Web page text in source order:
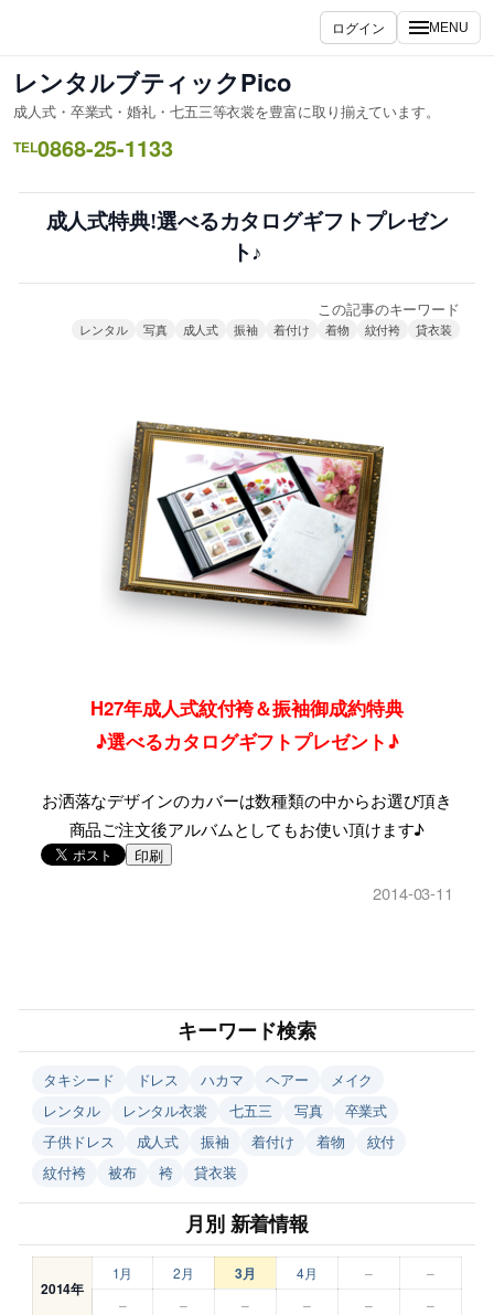
を
ス
キ
ッ
ログイン MENU
レンタルブティックPico
成人式・卒業式・婚礼・七五三等衣裳を豊富に取り揃えています。
TEL0868-25-1133
成人式特典!選べるカタログギフトプレゼン
ト♪
この記事のキーワード
レンタル 写真 成人式 振袖 着付け 着物 紋付袴 貸衣装
H27年成人式紋付袴＆振袖御成約特典
♪選べるカタログギフトプレゼント♪
お洒落なデザインのカバーは数種類の中からお選び頂き
商品ご注文後アルバムとしてもお使い頂けます♪
印刷
2014-03-11
キーワード検索
タキシード ドレス ハカマ ヘアー
メイク
レンタル
レンタル衣裳 七五三 写真
卒業式
子供ドレス
成人式 振袖 着付け 着物
紋付
紋付袴
被布 袴 貸衣装
月別 新着情報
2014年
1月 2月 3月 4月 –
–
–
– – – – –